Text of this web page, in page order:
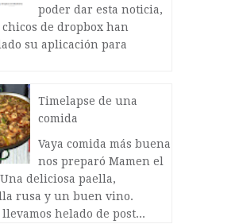
poder dar esta noticia,
de dropbox han
su aplicación para
Timelapse de una
comida
Vaya comida más buena
nos preparó Mamen el
deliciosa paella,
rusa y un buen vino.
helado de post...